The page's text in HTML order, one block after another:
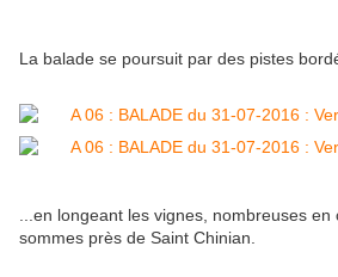
La balade se poursuit par des pistes
...en longeant les vignes, nombreuses
sommes près de Saint Chinian.